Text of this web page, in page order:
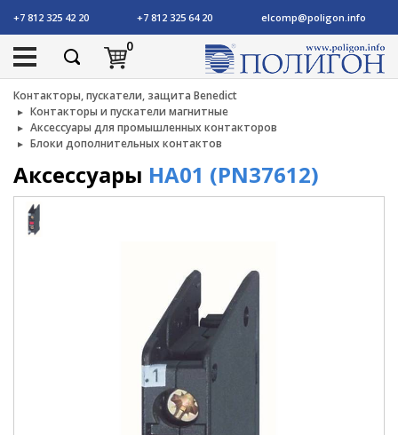
+7 812 325 42 20 +7 812 325 64 20 elcomp@poligon.info
0
Контакторы, пускатели, защита Benedict
Контакторы и пускатели магнитные
Аксессуары для промышленных контакторов
Блоки дополнительных контактов
Аксессуары HA01 (PN37612)